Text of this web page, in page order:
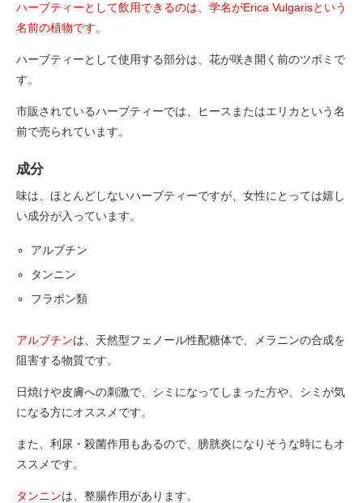
ハーブティーとして飲用できるのは、学名がErica Vulgarisという
名前の植物です。
ハーブティーとして使用する部分は、花が咲き開く前のツボミで
す。
市販されているハーブティーでは、ヒースまたはエリカという名
前で売られています。
成分
味は、ほとんどしないハーブティーですが、女性にとっては嬉し
い成分が入っています。
アルブチン
タンニン
フラボン類
アルブチンは、天然型フェノール性配糖体で、メラニンの合成を
阻害する物質です。
日焼けや皮膚への刺激で、シミになってしまった方や、シミが気
になる方にオススメです。
また、利尿・殺菌作用もあるので、膀胱炎になりそうな時にもオ
ススメです。
タンニンは、整腸作用があります。